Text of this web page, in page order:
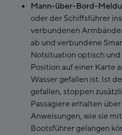
Mann-über-Bord-
oder der Schiffsführer
verbundenen
ab und verbundene
Notsituation optisch
Position auf einer Karte
Wasser gefallen ist. Ist
gefallen, stoppen
Passagiere erhalten
Anweisungen, wie sie
Bootsführer gelangen